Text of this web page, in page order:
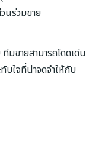
นร่วมขาย
มขายสามารถโดดเด่น
บใจที่น่าจดจำให้กับ